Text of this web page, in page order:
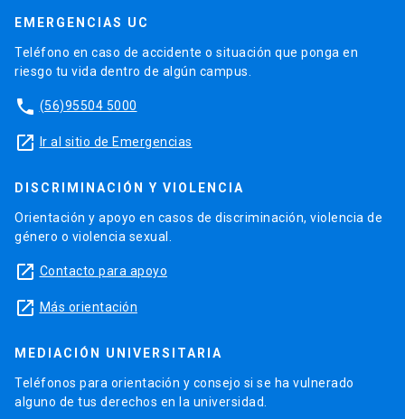
EMERGENCIAS UC
Teléfono en caso de accidente o situación que ponga en
riesgo tu vida dentro de algún campus.
phone (56)95504 5000
launch Ir al sitio de Emergencias
DISCRIMINACIÓN Y VIOLENCIA
Orientación y apoyo en casos de discriminación, violencia de
género o violencia sexual.
launch Contacto para apoyo
launch Más orientación
MEDIACIÓN UNIVERSITARIA
Teléfonos para orientación y consejo si se ha vulnerado
alguno de tus derechos en la universidad.